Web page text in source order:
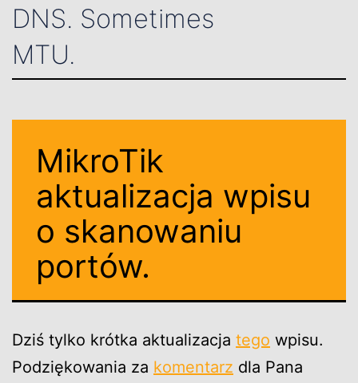
DNS. Sometimes
MTU.
MikroTik
aktualizacja wpisu
o skanowaniu
portów.
Dziś tylko krótka aktualizacja tego wpisu.
Podziękowania za komentarz dla Pana